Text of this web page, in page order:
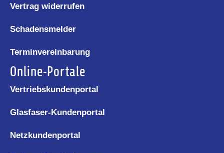
Vertrag widerrufen
Schadensmelder
Terminvereinbarung
Online-Portale
Vertriebskundenportal
Glasfaser-Kundenportal
Netzkundenportal